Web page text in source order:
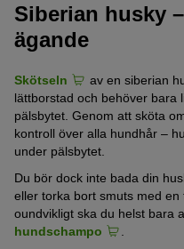
Siberian husky
ägande
Skötseln
av en siberian
lättborstad och behöver bara
pälsbytet. Genom att sköta
kontroll över alla hundhår –
under pälsbytet.
Du bör dock inte bada din
eller torka bort smuts med
oundvikligt ska du helst bara
hundschampo
.